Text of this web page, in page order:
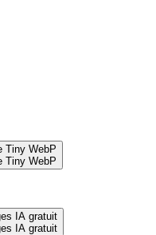
Tiny WebP
Tiny WebP
IA gratuit
IA gratuit